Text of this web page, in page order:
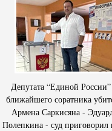
Депутата “Единой
ближайшего соратника
Армена Саркисяна -
Полепкина - суд приговорил